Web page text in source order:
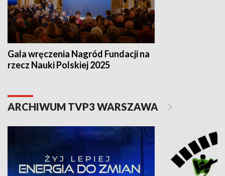
Gala wręczenia Nagród Fundacji na
rzecz Nauki Polskiej 2025
ARCHIWUM TVP3 WARSZAWA